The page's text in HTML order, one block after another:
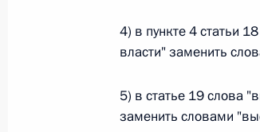
О ратификации
Министров Киргизской
4) в пункте 4 статьи
власти" заменить
5) в статье 19 слова
заменить словами